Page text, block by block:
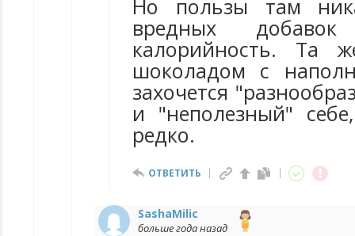
Но пользы там
вредных
калорийность. Та
шоколадом с
захочется
и "неполезный"
редко.
ОТВЕТИТЬ
SashaMilic
больше года назад